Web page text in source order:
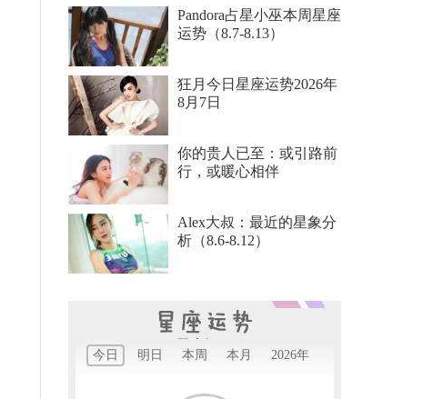
Pandora占星小巫本周星座
运势（8.7-8.13）
狂月今日星座运势2026年
8月7日
你的贵人已至：或引路前
行，或暖心相伴
Alex大叔：最近的星象分
析（8.6-8.12）
星座运程
今日 明日 本周 本月 2026年